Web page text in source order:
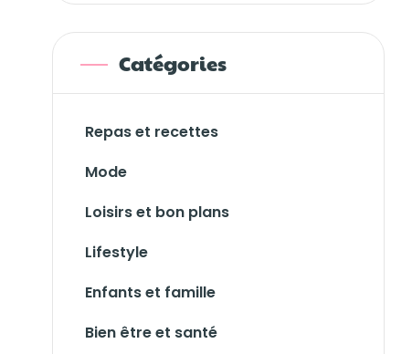
Catégories
Repas et recettes
Mode
Loisirs et bon plans
Lifestyle
Enfants et famille
Bien être et santé